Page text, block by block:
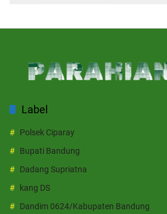
Label
Polsek Ciparay
Bupati Bandung
Dadang Supriatna
kang DS
Dandim 0624/Kabupaten Bandung